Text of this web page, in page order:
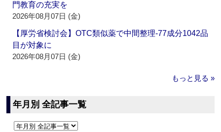
門教育の充実を
2026年08月07日 (金)
【厚労省検討会】OTC類似薬で中間整理‐77成分1042品
目が対象に
2026年08月07日 (金)
もっと見る »
年月別 全記事一覧